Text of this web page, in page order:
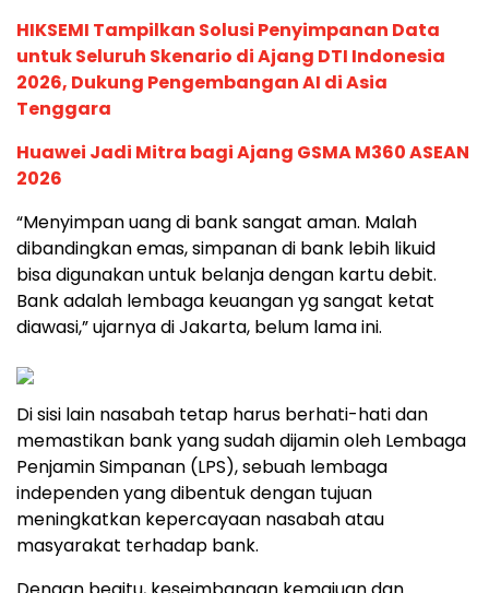
HIKSEMI Tampilkan Solusi Penyimpanan Data
untuk Seluruh Skenario di Ajang DTI Indonesia
2026, Dukung Pengembangan AI di Asia
Tenggara
Huawei Jadi Mitra bagi Ajang GSMA M360 ASEAN
2026
“Menyimpan uang di bank sangat aman. Malah
dibandingkan emas, simpanan di bank lebih likuid
bisa digunakan untuk belanja dengan kartu debit.
Bank adalah lembaga keuangan yg sangat ketat
diawasi,” ujarnya di Jakarta, belum lama ini.
Di sisi lain nasabah tetap harus berhati-hati dan
memastikan bank yang sudah dijamin oleh Lembaga
Penjamin Simpanan (LPS), sebuah lembaga
independen yang dibentuk dengan tujuan
meningkatkan kepercayaan nasabah atau
masyarakat terhadap bank.